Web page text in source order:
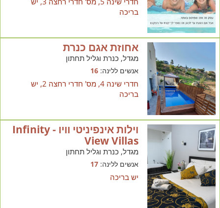
בריכה
אחוזת אגם כנרת
מגדל, כנרת וגליל תחתון
אנשים ללינה:16
חדרי שינה 4, מס' חדרי רחצה 2, יש
בריכה
וילות אינפיניטי וויו - Infinity
View Villas
מגדל, כנרת וגליל תחתון
אנשים ללינה:17
יש בריכה